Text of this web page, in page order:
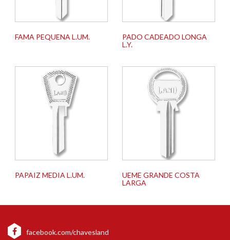
FAMA PEQUENA L.UM.
PADO CADEADO LONGA
L.Y.
PAPAIZ MEDIA L.UM.
UEME GRANDE COSTA
LARGA
facebook.com/chavesland